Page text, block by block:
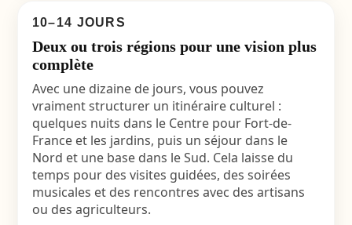
10–14 JOURS
Deux ou trois régions pour une vision plus
complète
Avec une dizaine de jours, vous pouvez
vraiment structurer un itinéraire culturel :
quelques nuits dans le Centre pour Fort-de-
France et les jardins, puis un séjour dans le
Nord et une base dans le Sud. Cela laisse du
temps pour des visites guidées, des soirées
musicales et des rencontres avec des artisans
ou des agriculteurs.